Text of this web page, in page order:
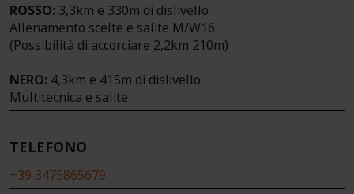
ROSSO: 3,3km e 330m di dislivello
Allenamento scelte e salite M/W16
(Possibilità di accorciare 2,2km 210m)
NERO: 4,3km e 415m di dislivello
Multitecnica e salite
TELEFONO
+39 3475865679